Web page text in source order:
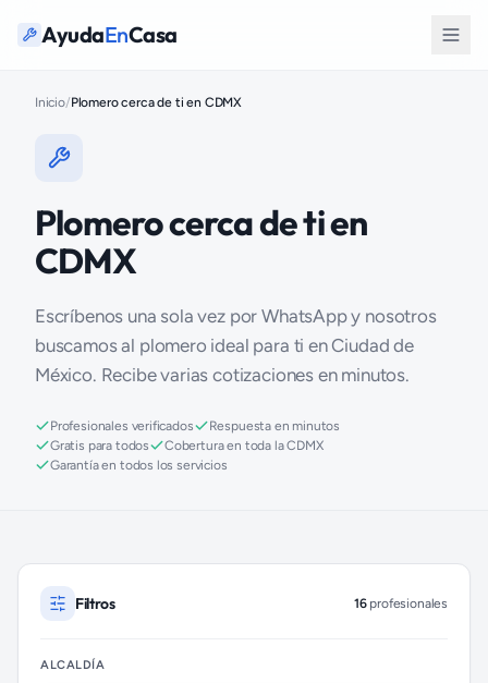
AyudaEnCasa
Inicio/Plomero cerca de ti en CDMX
Plomero cerca de ti en
CDMX
Escríbenos una sola vez por WhatsApp y nosotros
buscamos al plomero ideal para ti en Ciudad de
México. Recibe varias cotizaciones en minutos.
Profesionales verificados
Respuesta en minutos
Gratis para todos
Cobertura en toda la CDMX
Garantía en todos los servicios
Profesionales de Plomería disponibles
Filtros 16 profesionales
ALCALDÍA